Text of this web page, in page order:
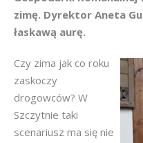
zimę. Dyrektor Aneta
łaskawą aurę.
Czy zima jak co roku
zaskoczy
drogowców? W
Szczytnie taki
scenariusz ma się nie